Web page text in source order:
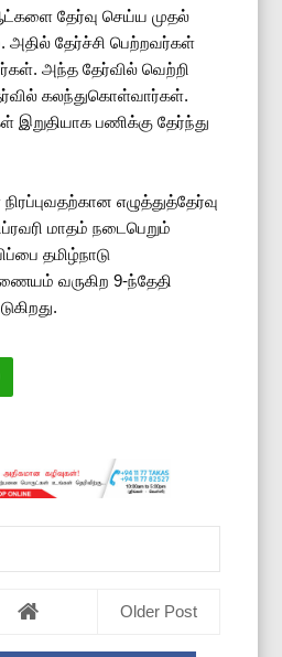
தேர்வு செய்ய முதல்
அதில் தேர்ச்சி பெற்றவர்கள்
அந்த தேர்வில் வெற்றி
கலந்துகொள்வார்கள்.
இறுதியாக பணிக்கு தேர்ந்து
எழுத்துத்தேர்வு
மாதம் நடைபெறும்
தமிழ்நாடு
வருகிற 9-ந்தேதி
Older Post